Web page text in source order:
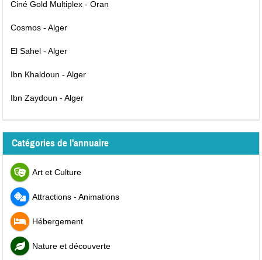
Ciné Gold Multiplex - Oran
Cosmos - Alger
El Sahel - Alger
Ibn Khaldoun - Alger
Ibn Zaydoun - Alger
Catégories de l'annuaire
Art et Culture
Attractions - Animations
Hébergement
Nature et découverte